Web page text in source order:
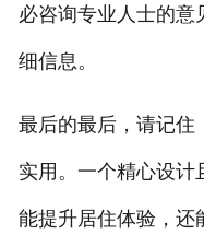
必咨询专业人士的意
细信息。
最后的最后，请记住
实用。一个精心设计
能提升居住体验，还